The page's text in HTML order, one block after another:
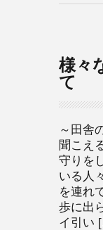
様々
て
～田舎
聞こえ
守りを
いる人
を連れ
歩に出
イ引い